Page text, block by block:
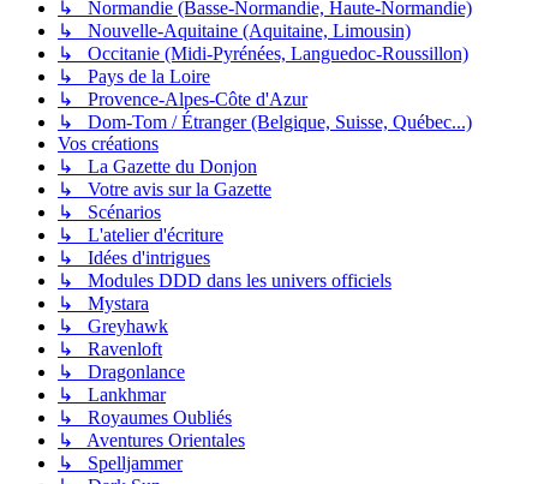
↳ Normandie (Basse-Normandie, Haute-Normandie)
↳ Nouvelle-Aquitaine (Aquitaine, Limousin)
↳ Occitanie (Midi-Pyrénées, Languedoc-Roussillon)
↳ Pays de la Loire
↳ Provence-Alpes-Côte d'Azur
↳ Dom-Tom / Étranger (Belgique, Suisse, Québec...)
Vos créations
↳ La Gazette du Donjon
↳ Votre avis sur la Gazette
↳ Scénarios
↳ L'atelier d'écriture
↳ Idées d'intrigues
↳ Modules DDD dans les univers officiels
↳ Mystara
↳ Greyhawk
↳ Ravenloft
↳ Dragonlance
↳ Lankhmar
↳ Royaumes Oubliés
↳ Aventures Orientales
↳ Spelljammer